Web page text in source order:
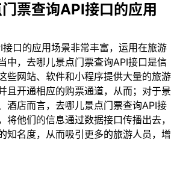
票查询API接口的应用
口的应用场景非常丰富，运用在旅游
中，去哪儿景点门票查询API接口是信
些网站、软件和小程序提供大量的旅游
且开通相应的购票通道，从而；对于景
酒店而言，去哪儿景点门票查询API接
将他们的信息通过数据接口传播出去，
知名度，从而吸引更多的旅游人员，增